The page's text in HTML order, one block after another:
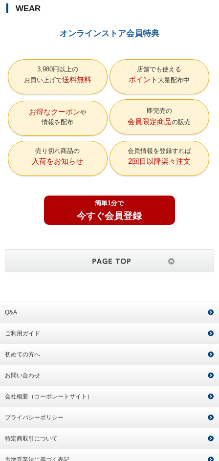
WEAR
オンラインストア会員特典
3,980円以上の
お買い上げで送料無料
店舗でも使える
ポイント 大量配布中
お得なクーポン
情報を配布
即完売の
会員限定商品の販売
売り切れ商品の
入荷をお知らせ
会員情報を登録すれば
2回目以降楽々注文
簡単1分で
今すぐ会員登録
Q&A
ご利用ガイド
初めての方へ
お問い合わせ
会社概要（コーポレートサイト）
プライバシーポリシー
特定商取引について
古物営業法に基づく表記